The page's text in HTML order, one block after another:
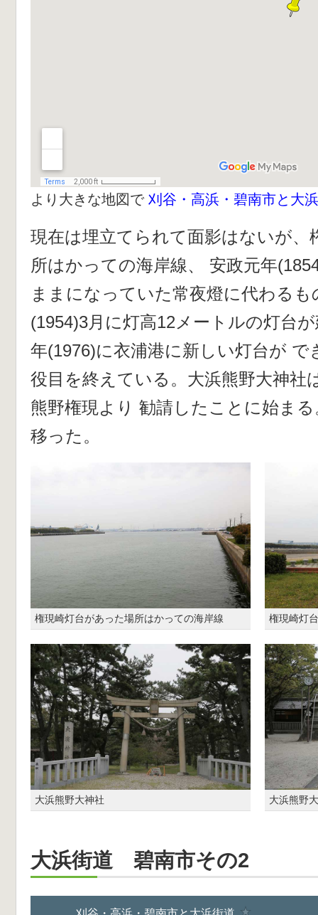
より大きな地図で 刈谷・高浜・碧南市と大
現在は埋立てられて面影はないが、
所はかっての海岸線、 安政元年
ままになっていた常夜燈に代わる
(1954)3月に灯高12メートルの灯台
年(1976)に衣浦港に新しい灯台が
役目を終えている。大浜熊野大神社
熊野権現より 勧請したことに始ま
移った。
権現崎灯台があった場所はかっての海岸線 権現崎灯
大浜熊野大神社 大浜熊野
大浜街道 碧南市その2